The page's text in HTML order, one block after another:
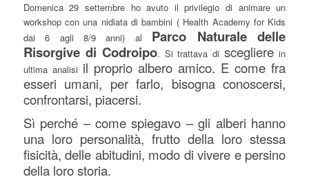
Domenica 29 settembre ho avuto il privilegio di animare un
workshop con una nidiata di bambini ( Health Academy for Kids
dai 6 agli 8/9 anni) al Parco Naturale delle
Risorgive di Codroipo. Si trattava discegliere in
ultima analisi il proprio albero amico. E come fra
esseri umani, per farlo, bisogna conoscersi,
confrontarsi, piacersi.
Sì perché – come spiegavo – gli alberi hanno
una loro personalità, frutto della loro stessa
fisicità, delle abitudini, modo di vivere e persino
della loro storia.